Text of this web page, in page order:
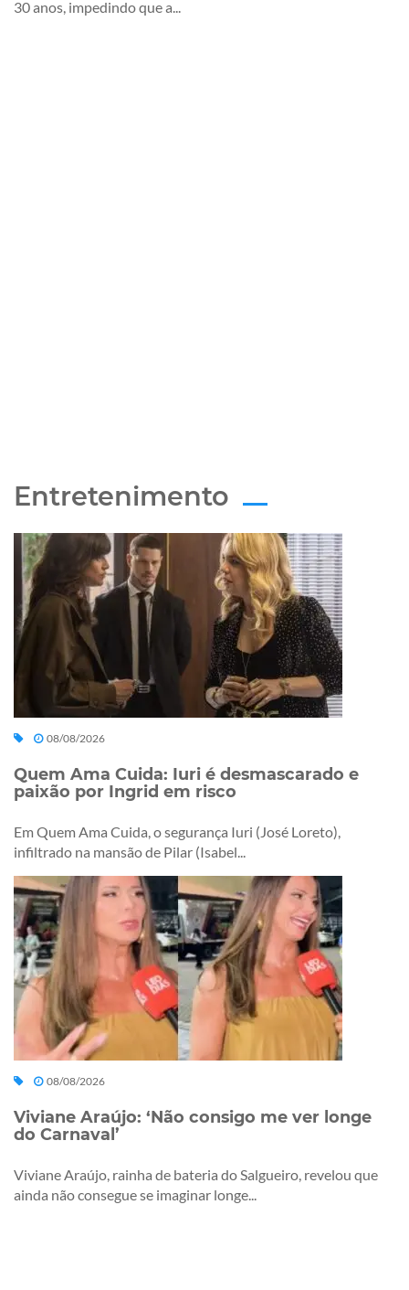
30 anos, impedindo que a...
Entretenimento
08/08/2026
Quem Ama Cuida: Iuri é desmascarado e
paixão por Ingrid em risco
Em Quem Ama Cuida, o segurança Iuri (José Loreto),
infiltrado na mansão de Pilar (Isabel...
08/08/2026
Viviane Araújo: ‘Não consigo me ver longe
do Carnaval’
Viviane Araújo, rainha de bateria do Salgueiro, revelou que
ainda não consegue se imaginar longe...